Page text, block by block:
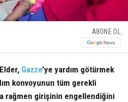
ABONE OL
Gazze’ye yardım götürmek
konvoyunun tüm gerekli
rağmen girişinin engellendiğini